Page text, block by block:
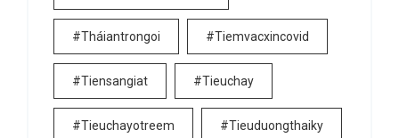
#tháiantrongoi #tiemvacxincovid
#tiensangiat #tieuchay
#tieuchayotreem #tieuduongthaiky